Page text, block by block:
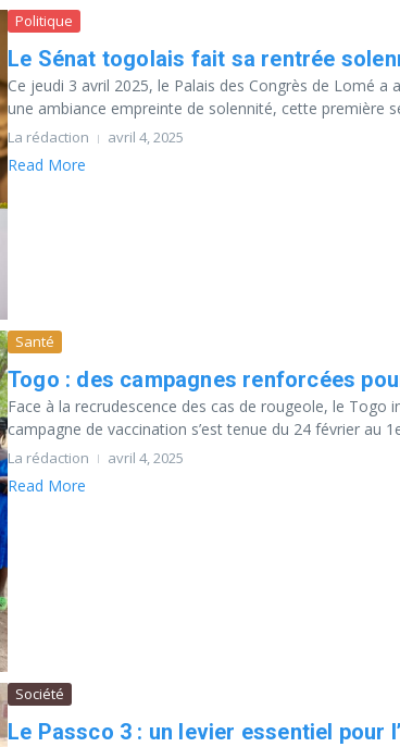
Politique
Le Sénat togolais fait sa rentrée
Ce jeudi 3 avril 2025, le Palais des Congrès de Lomé
une ambiance empreinte de solennité, cette première
La rédaction avril 4, 2025
Read More
Santé
Togo : des campagnes renforcées
Face à la recrudescence des cas de rougeole, le
campagne de vaccination s’est tenue du 24 février au
La rédaction avril 4, 2025
Read More
Société
Le Passco 3 : un levier essentiel pour